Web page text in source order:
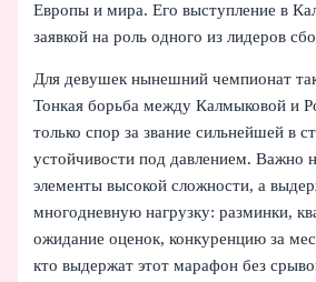
Европы и мира. Его выступление в
заявкой на роль одного из лидеров
Для девушек нынешний чемпионат
Тонкая борьба между Калмыковой и
только спор за звание сильнейшей в
устойчивости под давлением. Важно
элементы высокой сложности, а
многодневную нагрузку: разминки,
ожидание оценок, конкуренцию за
кто выдержат этот марафон без